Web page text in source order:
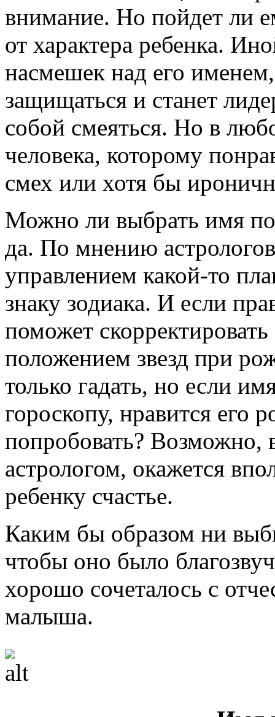
внимание. Но пойдет ли
от характера ребенка.
насмешек над его
защищаться и станет
собой смеяться. Но в
человека, которому
смех или хотя бы
Можно ли выбрать имя по
да. По мнению
управлением какой-то
знаку зодиака. И если
поможет
положением звезд при
только гадать, но если
гороскопу, нравится его
попробовать? Возможно,
астрологом, окажется
ребенку счастье.
Каким бы образом ни
чтобы оно было
хорошо сочеталось с
малыша.